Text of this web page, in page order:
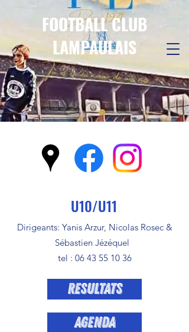
FOOTBALL CLUB
LAMPAULAIS
U10/U11
Dirigeants: Yanis Arzur, Nicolas Rosec &
Sébastien Jézéquel
tel : 06 43 55 10 36
resultats
agenda